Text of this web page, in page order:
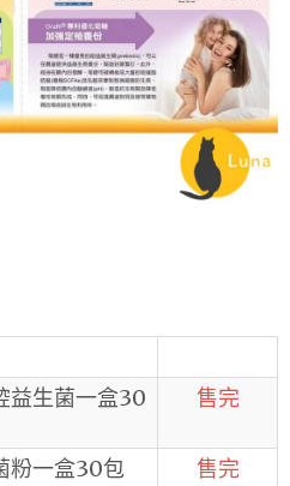
益生菌一盒30
售完
粉一盒30包 售完